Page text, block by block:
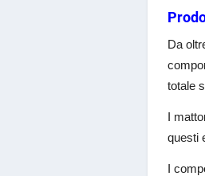
Da
totale
I
questi
I